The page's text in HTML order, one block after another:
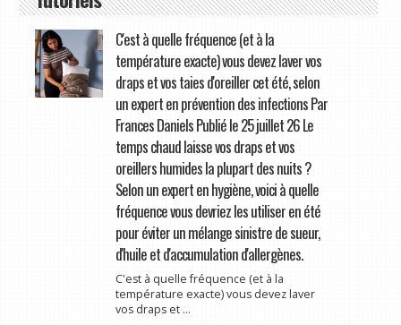
C'est à quelle fréquence (et à la
température exacte) vous devez laver vos
draps et vos taies d'oreiller cet été, selon
un expert en prévention des infections Par
Frances Daniels Publié le 25 juillet 26 Le
temps chaud laisse vos draps et vos
oreillers humides la plupart des nuits ?
Selon un expert en hygiène, voici à quelle
fréquence vous devriez les utiliser en été
pour éviter un mélange sinistre de sueur,
d'huile et d'accumulation d'allergènes.
C'est à quelle fréquence (et à la
température exacte) vous devez laver
vos draps et ...